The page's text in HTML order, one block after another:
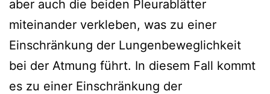
aber auch die beiden Pleurablätter
miteinander verkleben, was zu einer
Einschränkung der Lungenbeweglichkeit
bei der Atmung führt. In diesem Fall kommt
es zu einer Einschränkung der